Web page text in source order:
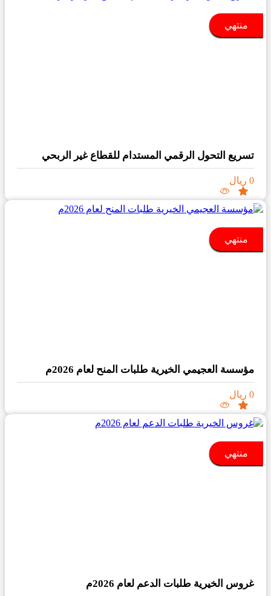
منتهي
تسريع التحول الرقمي المستدام للقطاع غير الربحي
0 ريال
منتهي
مؤسسة العجيمي الخيرية طلبات المنح لعام 2026م
0 ريال
منتهي
غروس الخيرية طلبات الدعم لعام 2026م